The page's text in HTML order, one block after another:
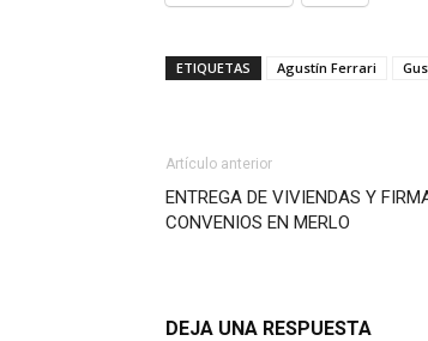
ETIQUETAS Agustín Ferrari
Artículo anterior
ENTREGA DE VIVIENDAS Y
CONVENIOS EN MERLO
DEJA UNA RESPUESTA